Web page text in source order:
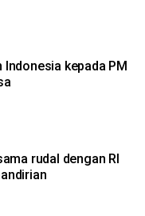
kepada PM
rudal dengan RI